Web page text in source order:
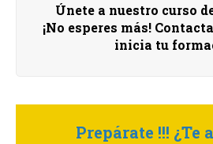
Únete a nuestro curso
¡No esperes más!
inicia tu
Prepárate !!! ¿Te